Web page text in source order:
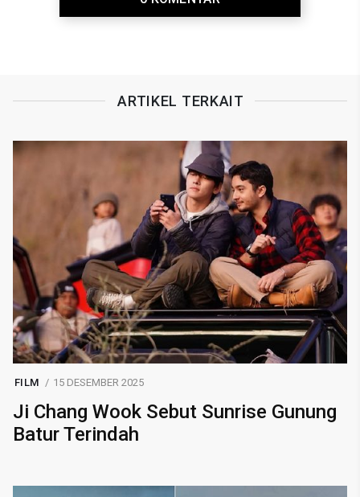
ARTIKEL TERKAIT
FILM 15 DESEMBER 2025
Ji Chang Wook Sebut Sunrise Gunung
Batur Terindah